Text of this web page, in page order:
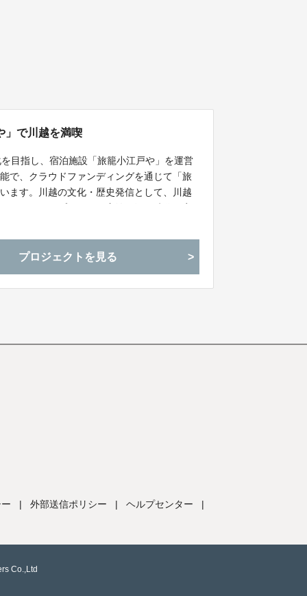
」で川越を満喫
目指し、宿泊施設「旅籠小江戸や」を運営
で、クラウドファンディングを通じて「旅
ます。川越の文化・歴史発信として、川越
ですので、ぜひ一度足を運んでみてくださ
プロジェクトを見る
| 外部送信ポリシー | ヘルプセンター |
Co.,Ltd